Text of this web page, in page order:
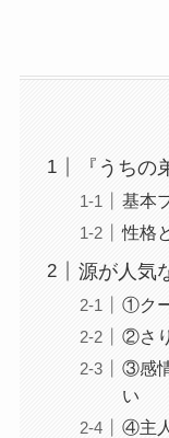
『うち
基本
性格
源が人気
①ク
②さ
③感
い
④主